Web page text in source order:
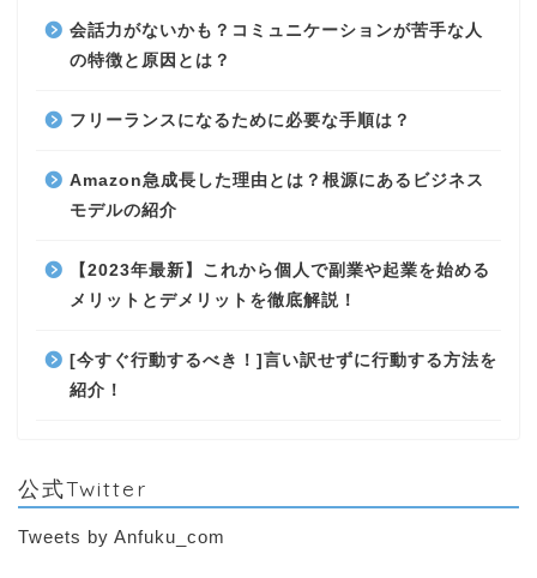
会話力がないかも？コミュニケーションが苦手な人
の特徴と原因とは？
フリーランスになるために必要な手順は？
Amazon急成長した理由とは？根源にあるビジネス
モデルの紹介
【2023年最新】これから個人で副業や起業を始める
メリットとデメリットを徹底解説！
[今すぐ行動するべき！]言い訳せずに行動する方法を
紹介！
公式Twitter
Tweets by Anfuku_com